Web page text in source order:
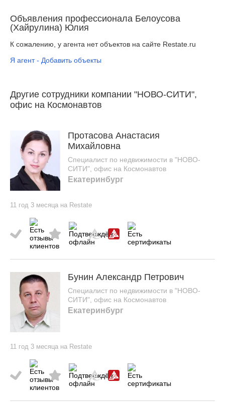
Объявления профессионала Белоусова
(Хайрулина) Юлия
К сожалению, у агента нет объектов на сайте Restate.ru
Я агент - Добавить объекты
Другие сотрудники компании "НОВО-СИТИ",
офис на Космонавтов
Протасова Анастасия
Михайловна
Специалист по недвижимости в "НОВО-
СИТИ", офис на Космонавтов
Екатеринбург
11 год 3 месяца на Restate
Бунин Александр Петрович
Специалист по недвижимости в "НОВО-
СИТИ", офис на Космонавтов
Екатеринбург
11 год 3 месяца на Restate